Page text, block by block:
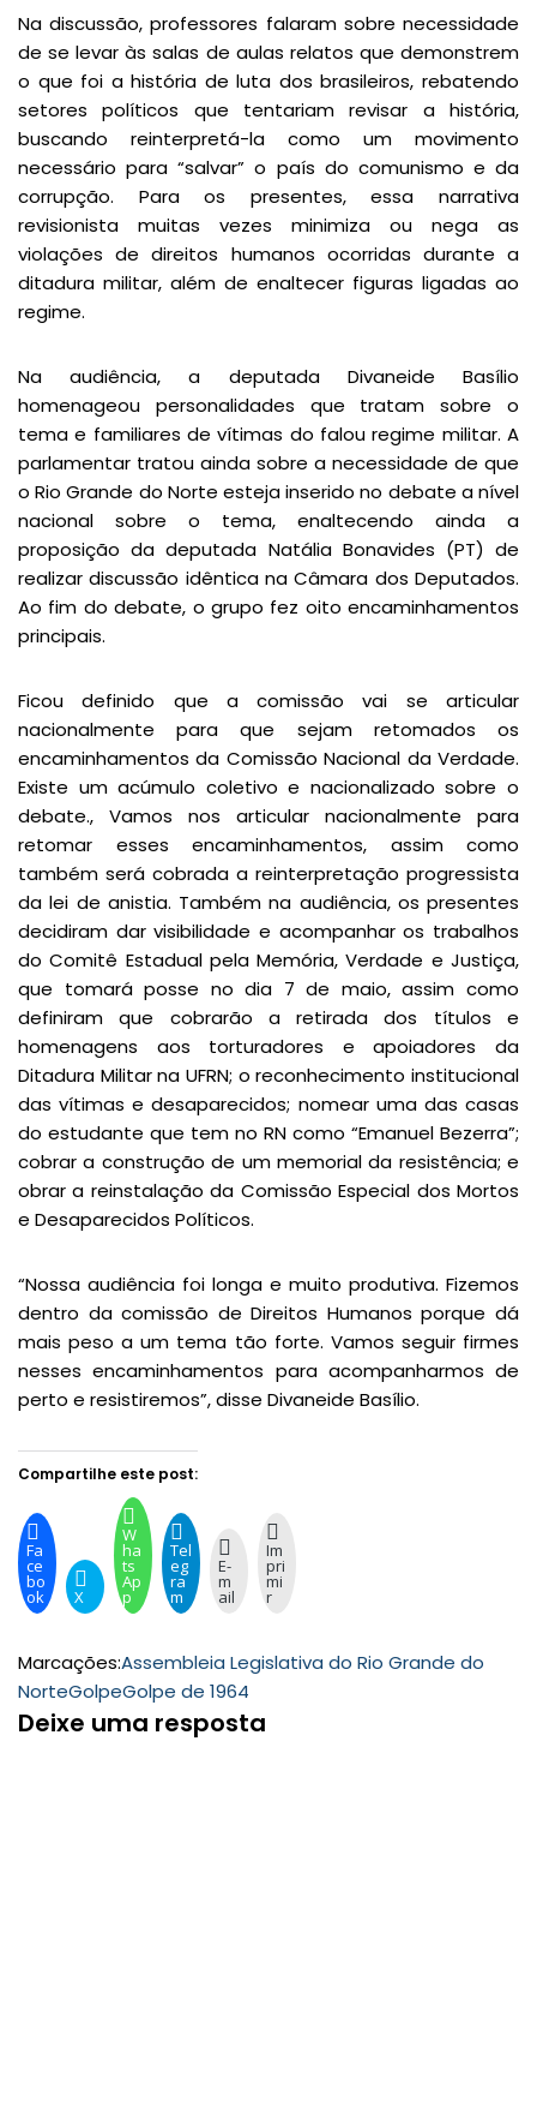
Na discussão, professores falaram sobre necessidade
de se levar às salas de aulas relatos que demonstrem
o que foi a história de luta dos brasileiros, rebatendo
setores políticos que tentariam revisar a história,
buscando reinterpretá-la como um movimento
necessário para “salvar” o país do comunismo e da
corrupção. Para os presentes, essa narrativa
revisionista muitas vezes minimiza ou nega as
violações de direitos humanos ocorridas durante a
ditadura militar, além de enaltecer figuras ligadas ao
regime.
Na audiência, a deputada Divaneide Basílio
homenageou personalidades que tratam sobre o
tema e familiares de vítimas do falou regime militar. A
parlamentar tratou ainda sobre a necessidade de que
o Rio Grande do Norte esteja inserido no debate a nível
nacional sobre o tema, enaltecendo ainda a
proposição da deputada Natália Bonavides (PT) de
realizar discussão idêntica na Câmara dos Deputados.
Ao fim do debate, o grupo fez oito encaminhamentos
principais.
Ficou definido que a comissão vai se articular
nacionalmente para que sejam retomados os
encaminhamentos da Comissão Nacional da Verdade.
Existe um acúmulo coletivo e nacionalizado sobre o
debate., Vamos nos articular nacionalmente para
retomar esses encaminhamentos, assim como
também será cobrada a reinterpretação progressista
da lei de anistia. Também na audiência, os presentes
decidiram dar visibilidade e acompanhar os trabalhos
do Comitê Estadual pela Memória, Verdade e Justiça,
que tomará posse no dia 7 de maio, assim como
definiram que cobrarão a retirada dos títulos e
homenagens aos torturadores e apoiadores da
Ditadura Militar na UFRN; o reconhecimento institucional
das vítimas e desaparecidos; nomear uma das casas
do estudante que tem no RN como “Emanuel Bezerra”;
cobrar a construção de um memorial da resistência; e
obrar a reinstalação da Comissão Especial dos Mortos
e Desaparecidos Políticos.
“Nossa audiência foi longa e muito produtiva. Fizemos
dentro da comissão de Direitos Humanos porque dá
mais peso a um tema tão forte. Vamos seguir firmes
nesses encaminhamentos para acompanharmos de
perto e resistiremos”, disse Divaneide Basílio.
Compartilhe este post:
Fa
ce
bo
ok X
W
ha
ts
Ap
p
Tel
eg
ra
m
E-
m
ail
Im
pri
mi
r
Marcações:Assembleia Legislativa do Rio Grande do
NorteGolpeGolpe de 1964
Deixe uma resposta